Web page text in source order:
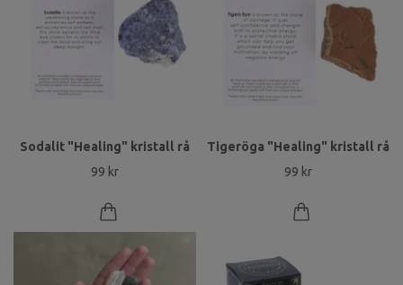
Sodalit "Healing" kristall rå
99 kr
Tigeröga "Healing" kristall rå
99 kr